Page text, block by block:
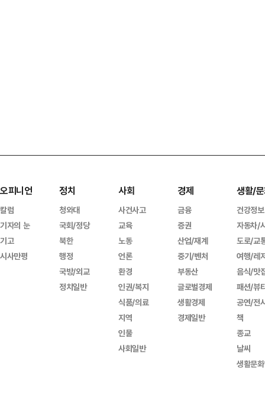
오피니언
칼럼
기자의 눈
기고
시사만평
정치
청와대
국회/정당
북한
행정
국방/외교
정치일반
사회
사건사고
교육
노동
언론
환경
인권/복지
식품/의료
지역
인물
사회일반
경제
금융
증권
산업/재계
중기/벤처
부동산
글로벌경제
생활경제
경제일반
생활/
건강정보
자동차/
도로/교
여행/레
음식/맛
패션/뷰
공연/전
책
종교
날씨
생활문